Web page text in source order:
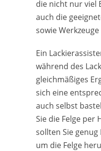
die nicht nur viel
auch die
sowie
Ein
während des
gleichmäßiges
sich eine
auch selbst
Sie die Felge per
sollten Sie
um die Felge